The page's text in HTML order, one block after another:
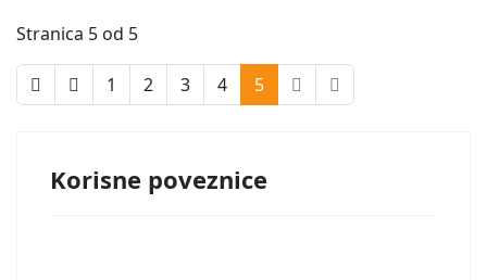
Stranica 5 od 5
1 2 3 4 5
Korisne poveznice